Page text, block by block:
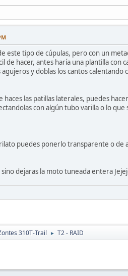
este tipo de cúpulas, pero con un
de hacer, antes haría una plantilla con
y doblas los cantos calentando
haces las patillas laterales, puedes
con algún tubo varilla o lo que
puedes ponerlo transparente o de
dejaras la moto tuneada entera
310T-Trail ► T2 - RAID